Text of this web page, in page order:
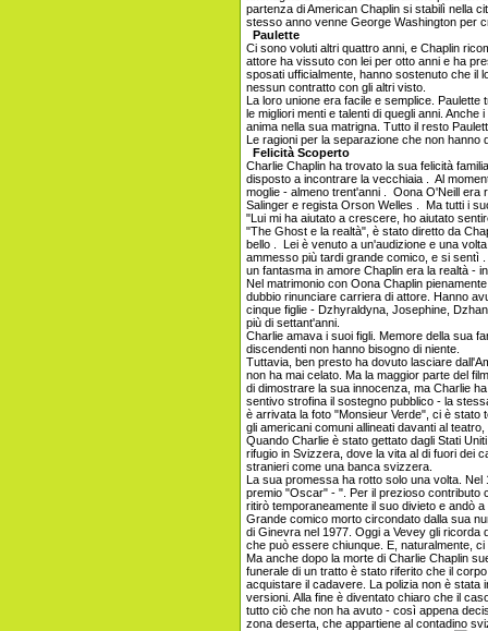
partenza di American Chaplin si stabilì nella
stesso anno venne George Washington per
Paulette
Ci sono voluti altri quattro anni, e Chaplin
attore ha vissuto con lei per otto anni e ha
sposati ufficialmente, hanno sostenuto che il
nessun contratto con gli altri visto.
La loro unione era facile e semplice.
le migliori menti e talenti di quegli anni.
anima nella sua matrigna. Tutto il resto
Le ragioni per la separazione che non hanno
Felicità Scoperto
Charlie Chaplin ha trovato la sua felicità
disposto a incontrare la vecchiaia . Al
moglie - almeno trent'anni . Oona O'Neill
Salinger e regista Orson Welles . Ma tutti i
"Lui mi ha aiutato a crescere, ho aiutato
"The Ghost e la realtà", è stato diretto da
bello . Lei è venuto a un'audizione e una
ammesso più tardi grande comico, e si
un fantasma in amore Chaplin era la realtà -
Nel matrimonio con Oona Chaplin
dubbio rinunciare carriera di attore. Hanno
cinque figlie - Dzhyraldyna, Josephine,
più di settant'anni.
Charlie amava i suoi figli. Memore della sua
discendenti non hanno bisogno di niente.
Tuttavia, ben presto ha dovuto lasciare
non ha mai celato. Ma la maggior parte del
di dimostrare la sua innocenza, ma Charlie
sentivo strofina il sostegno pubblico - la
è arrivata la foto "Monsieur Verde", ci è stato
gli americani comuni allineati davanti al
Quando Charlie è stato gettato dagli Stati
rifugio in Svizzera, dove la vita al di fuori dei
stranieri come una banca svizzera.
La sua promessa ha rotto solo una volta.
premio "Oscar" - ". Per il prezioso contributo
ritirò temporaneamente il suo divieto e andò
Grande comico morto circondato dalla sua
di Ginevra nel 1977. Oggi a Vevey gli
che può essere chiunque. E, naturalmente,
Ma anche dopo la morte di Charlie Chaplin
funerale di un tratto è stato riferito che il
acquistare il cadavere. La polizia non è stata
versioni. Alla fine è diventato chiaro che il
tutto ciò che non ha avuto - così appena
zona deserta, che appartiene al contadino